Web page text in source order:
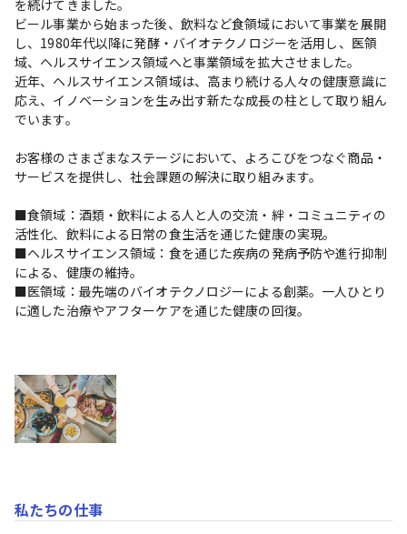
を続けてきました。
ビール事業から始まった後、飲料など食領域において事業を展開
し、1980年代以降に発酵・バイオテクノロジーを活用し、医領
域、ヘルスサイエンス領域へと事業領域を拡大させました。
近年、ヘルスサイエンス領域は、高まり続ける人々の健康意識に
応え、イノベーションを生み出す新たな成長の柱として取り組ん
でいます。
お客様のさまざまなステージにおいて、よろこびをつなぐ商品・
サービスを提供し、社会課題の解決に取り組みます。
■食領域：酒類・飲料による人と人の交流・絆・コミュニティの
活性化、飲料による日常の食生活を通じた健康の実現。
■ヘルスサイエンス領域：食を通じた疾病の発病予防や進行抑制
による、健康の維持。
■医領域：最先端のバイオテクノロジーによる創薬。一人ひとり
に適した治療やアフターケアを通じた健康の回復。
私たちの仕事